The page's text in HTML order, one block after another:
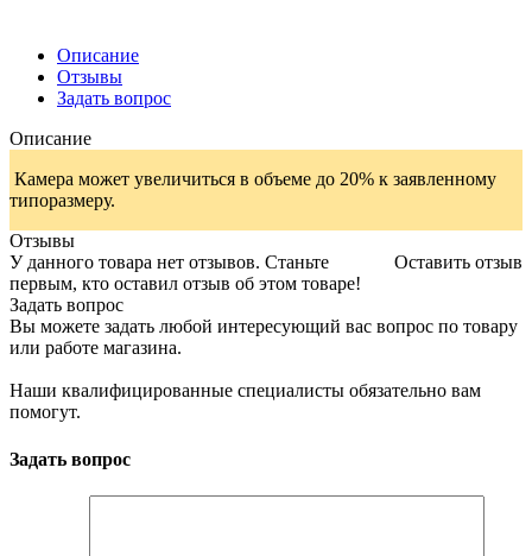
Описание
Отзывы
Задать вопрос
Описание
Камера может увеличиться в объеме до 20% к заявленному
типоразмеру.
Отзывы
Оставить отзыв
У данного товара нет отзывов. Станьте
первым, кто оставил отзыв об этом товаре!
Задать вопрос
Вы можете задать любой интересующий вас вопрос по товару
или работе магазина.
Наши квалифицированные специалисты обязательно вам
помогут.
Задать вопрос